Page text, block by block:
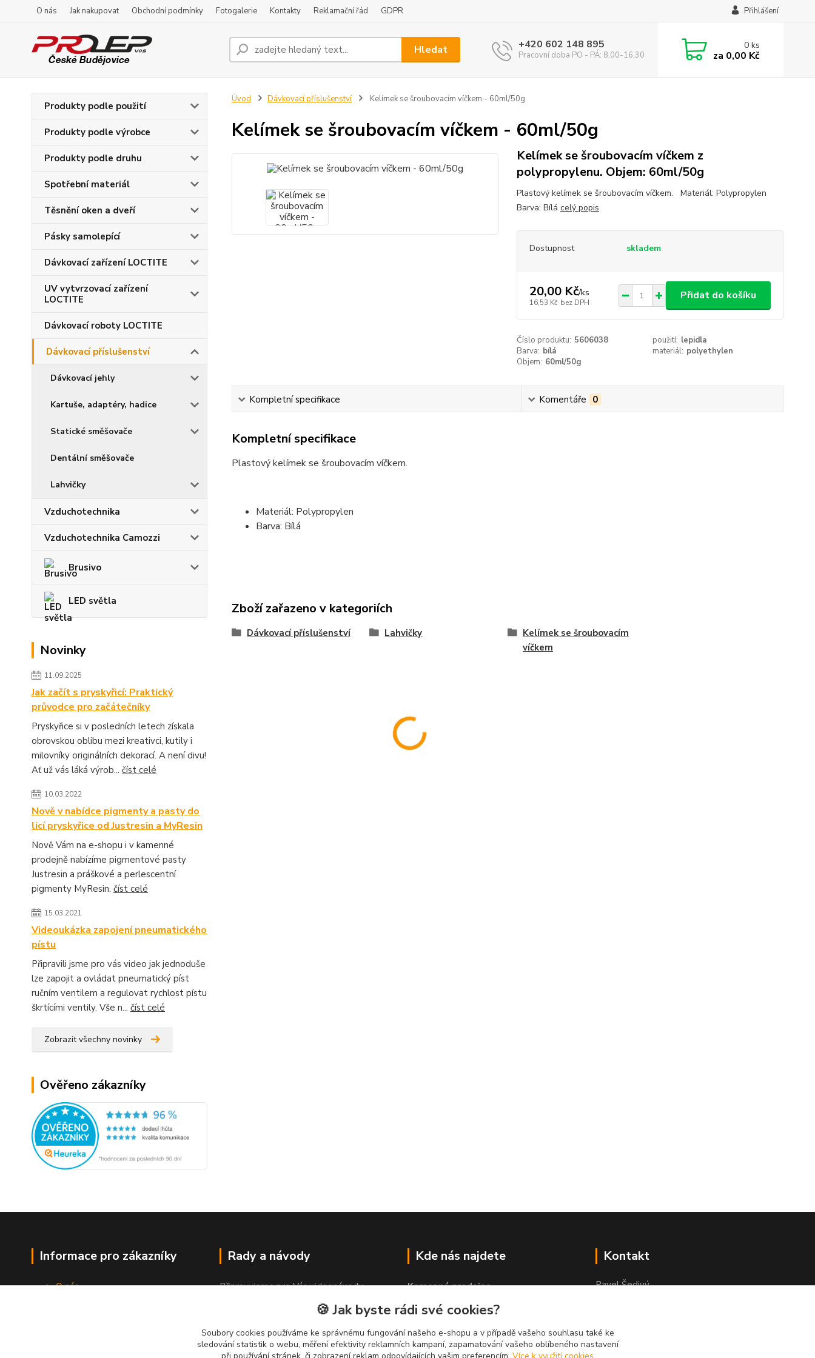
O nás Jak nakupovat Obchodní podmínky Fotogalerie Kontakty Reklamační řád GDPR Přihlášení
Hledat +420 602 148 895
Pracovní doba PO - PÁ: 8,00-16,30
0ks
za 0,00 Kč
Produkty podle použití
Produkty podle výrobce
Produkty podle druhu
Spotřební materiál
Těsnění oken a dveří
Pásky samolepící
Dávkovací zařízení LOCTITE
UV vytvrzovací zařízení
LOCTITE
Dávkovací roboty LOCTITE
Dávkovací příslušenství
Dávkovací jehly
Kartuše, adaptéry, hadice
Statické směšovače
Dentální směšovače
Lahvičky
Vzduchotechnika
Vzduchotechnika Camozzi
Brusivo
LED světla
Novinky
11.09.2025
Jak začít s pryskyřicí: Praktický
průvodce pro začátečníky
Pryskyřice si v posledních letech získala
obrovskou oblibu mezi kreativci, kutily i
milovníky originálních dekorací. A není divu!
Ať už vás láká výrob... číst celé
10.03.2022
Nově v nabídce pigmenty a pasty do
licí pryskyřice od Justresin a MyResin
Nově Vám na e-shopu i v kamenné
prodejně nabízíme pigmentové pasty
Justresin a práškové a perlescentní
pigmenty MyResin. číst celé
15.03.2021
Videoukázka zapojení pneumatického
pístu
Připravili jsme pro vás video jak jednoduše
lze zapojit a ovládat pneumatický píst
ručním ventilem a regulovat rychlost pístu
škrtícími ventily. Vše n... číst celé
Zobrazit všechny novinky
Ověřeno zákazníky
Úvod Dávkovací příslušenství Kelímek se šroubovacím víčkem - 60ml/50g
Kelímek se šroubovacím víčkem - 60ml/50g
Kelímek se šroubovacím víčkem z
polypropylenu. Objem: 60ml/50g
Plastový kelímek se šroubovacím víčkem. Materiál: Polypropylen
Barva: Bílá celý popis
Dostupnost skladem
20,00 Kč/ks
16,53 Kč bez DPH
Přidat do košíku
Číslo produktu: 5606038 použití: lepidla
Barva: bílá materiál: polyethylen
Objem: 60ml/50g
Kompletní specifikace Komentáře 0
Kompletní specifikace
Plastový kelímek se šroubovacím víčkem.
Materiál: Polypropylen
Barva: Bílá
Zboží zařazeno v kategoriích
Dávkovací příslušenství Lahvičky
Kelímek se šroubovacím
víčkem
Informace pro zákazníky
O nás
Rady a návody
Připravujeme pro Vás videonávody
Kde nás najdete
Kamenná prodejna
Hlinská 579
370 01 České Budějovice
Kontakt
Pavel Šedivý
lepidla@prolep.cz
🍪 Jak byste rádi své cookies?
Soubory cookies používáme ke správnému fungování našeho e-shopu a v případě vašeho souhlasu také ke
sledování statistik o webu, měření efektivity reklamních kampaní, zapamatování vašeho oblíbeného nastavení